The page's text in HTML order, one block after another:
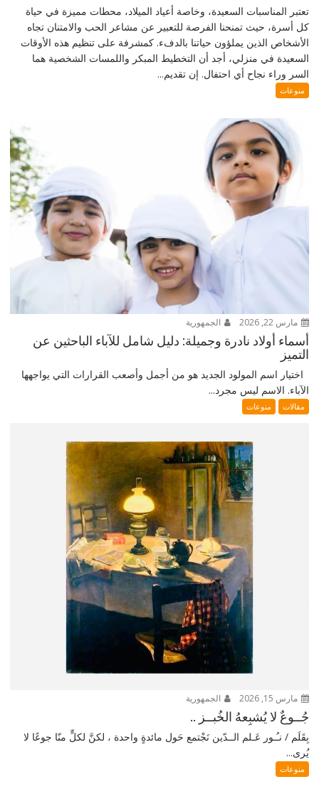
تعتبر المناسبات السعيدة، وخاصة أعياد الميلاد، محطات مميزة في حياة
كل أسرة، حيث تمنحنا الفرصة للتعبير عن مشاعر الحب والامتنان تجاه
الأشخاص الذين يملؤون حياتنا بالدفء. كمشرفة على تنظيم هذه الأوقات
السعيدة في منزلي، أجد أن التخطيط المبكر واللمسات الشخصية هما
السر وراء نجاح أي احتفال. إن تقديم...
منوعات
مارس 22, 2026 الجمهورية
أسماء أولاد نادرة وجميلة: دليل شامل للآباء الباحثين عن
التميز
اختيار اسم المولود الجديد هو من أجمل وأصعب القرارات التي يواجهها
الآباء. الاسم ليس مجرد...
مقالات منوعات
مارس 15, 2026 الجمهورية
جُــوعٌ لا يُشبِعهُ الخُبــز ..
بِقَلَم / نـُـور عَـلم الــدّين نَجْتمع حَول مائدةٍ واحدة ، لكنَّ لكلٍّ منّا جوعًا لا
يُرى...
منوعات